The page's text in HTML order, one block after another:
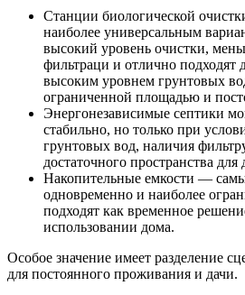
Станции биологической
наиболее универсальным
высокий уровень очистки,
фильтраци и отлично подходят
высоким уровнем грунтовых
ограниченной площадью и
Энергонезависимые септики
стабильно, но только при
грунтовых вод, наличия
достаточного пространства для
Накопительные емкости —
одновременно и наиболее
подходят как временное
использовании дома.
Особое значение имеет разделение
для постоянного проживания и дачи.